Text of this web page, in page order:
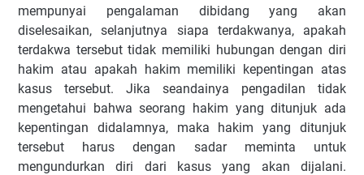
mempunyai pengalaman dibidang yang akan
diselesaikan, selanjutnya siapa terdakwanya, apakah
terdakwa tersebut tidak memiliki hubungan dengan diri
hakim atau apakah hakim memiliki kepentingan atas
kasus tersebut. Jika seandainya pengadilan tidak
mengetahui bahwa seorang hakim yang ditunjuk ada
kepentingan didalamnya, maka hakim yang ditunjuk
tersebut harus dengan sadar meminta untuk
mengundurkan diri dari kasus yang akan dijalani.